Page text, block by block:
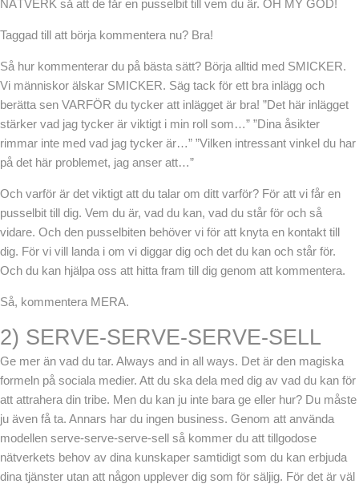
NÄTVERK så att de får en pusselbit till vem du är. OH MY GOD!
Taggad till att börja kommentera nu? Bra!
Så hur kommenterar du på bästa sätt? Börja alltid med SMICKER.
Vi människor älskar SMICKER. Säg tack för ett bra inlägg och
berätta sen VARFÖR du tycker att inlägget är bra! ”Det här inlägget
stärker vad jag tycker är viktigt i min roll som…” ”Dina åsikter
rimmar inte med vad jag tycker är…” ”Vilken intressant vinkel du har
på det här problemet, jag anser att…”
Och varför är det viktigt att du talar om ditt varför? För att vi får en
pusselbit till dig. Vem du är, vad du kan, vad du står för och så
vidare. Och den pusselbiten behöver vi för att knyta en kontakt till
dig. För vi vill landa i om vi diggar dig och det du kan och står för.
Och du kan hjälpa oss att hitta fram till dig genom att kommentera.
Så, kommentera MERA.
2) SERVE-SERVE-SERVE-SELL
Ge mer än vad du tar. Always and in all ways. Det är den magiska
formeln på sociala medier. Att du ska dela med dig av vad du kan för
att attrahera din tribe. Men du kan ju inte bara ge eller hur? Du måste
ju även få ta. Annars har du ingen business. Genom att använda
modellen serve-serve-serve-sell så kommer du att tillgodose
nätverkets behov av dina kunskaper samtidigt som du kan erbjuda
dina tjänster utan att någon upplever dig som för säljig. För det är väl